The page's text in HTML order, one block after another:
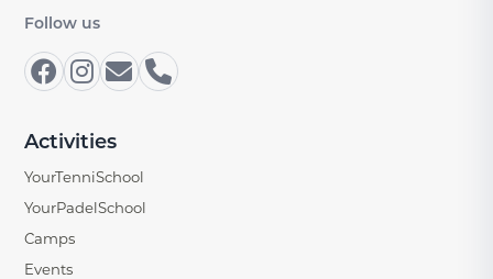
Follow us
Activities
YourTenniSchool
YourPadelSchool
Camps
Events